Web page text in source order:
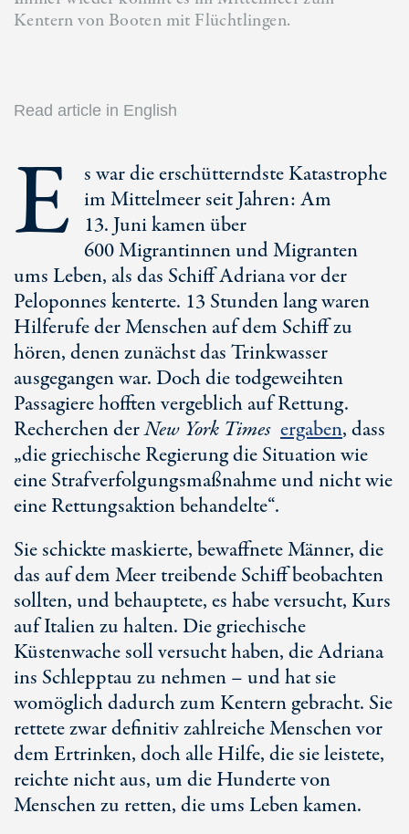
Kentern von Booten mit Flüchtlingen.
Read article in English
E s war die erschütterndste Katastrophe
im Mittelmeer seit Jahren: Am
13. Junikamen über
600 Migrantinnenund Migranten
ums Leben, als das Schiff Adriana vor der
Peloponnes kenterte. 13 Stundenlang waren
Hilferufe der Menschen auf dem Schiff zu
hören, denen zunächst das Trinkwasser
ausgegangen war. Doch die todgeweihten
Passagiere hofften vergeblich auf Rettung.
Recherchen derNew York Times ergaben, dass
„die griechische Regierung die Situation wie
eine Strafverfolgungsmaßnahme und nicht wie
eine Rettungsaktion behandelte“.
Sie schickte maskierte, bewaffnete Männer, die
das auf dem Meer treibende Schiff beobachten
sollten, und behauptete, es habe versucht, Kurs
auf Italien zu halten. Die griechische
Küstenwache soll versucht haben, die Adriana
ins Schlepptau zu nehmen – und hat sie
womöglich dadurch zum Kentern gebracht. Sie
rettete zwar definitiv zahlreiche Menschen vor
dem Ertrinken, doch alle Hilfe, die sie leistete,
reichte nicht aus, um die Hunderte von
Menschen zu retten, die ums Leben kamen.